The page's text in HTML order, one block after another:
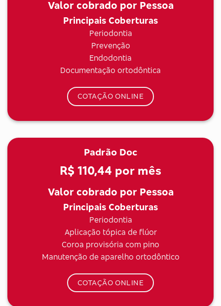
Valor cobrado por Pessoa
Principais Coberturas
Periodontia
Prevenção
Endodontia
Documentação ortodôntica
COTAÇÃO ONLINE
Padrão Doc
R$ 110,44 por mês
Valor cobrado por Pessoa
Principais Coberturas
Periodontia
Aplicação tópica de flúor
Coroa provisória com pino
Manutenção de aparelho ortodôntico
COTAÇÃO ONLINE